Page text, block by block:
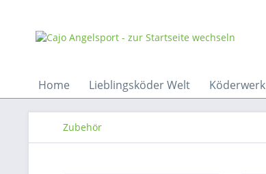
Home Lieblingsköder Welt Köderwerk
Zubehör